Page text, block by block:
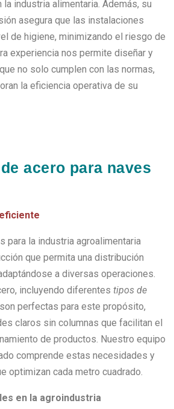
industria alimentaria. Además, su
asegura que las instalaciones
de higiene, minimizando el riesgo de
experiencia nos permite diseñar y
no solo cumplen con las normas,
la eficiencia operativa de su
acero para naves
para la industria agroalimentaria
que permita una distribución
a diversas operaciones.
incluyendo diferentes tipos de
perfectas para este propósito,
claros sin columnas que facilitan el
de productos. Nuestro equipo
comprende estas necesidades y
optimizan cada metro cuadrado.
en la agroindustria